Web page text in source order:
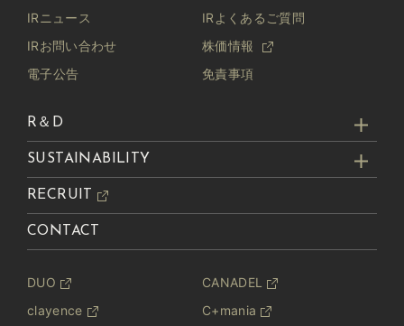
IRニュース
IRよくあるご質問
IRお問い合わせ
株価情報
電子公告
免責事項
R＆D
SUSTAINABILITY
RECRUIT
CONTACT
DUO
CANADEL
clayence
C+mania